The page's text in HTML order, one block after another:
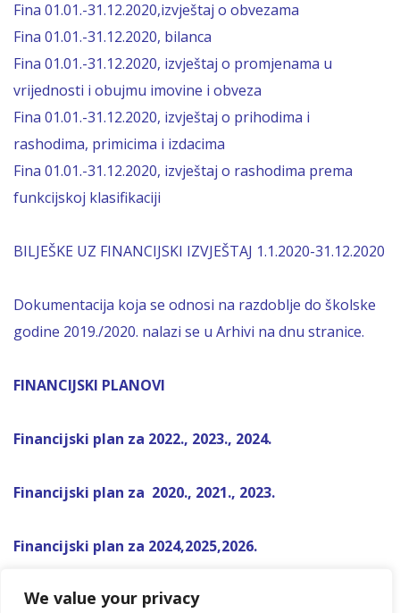
We value your privacy
Fina 01.01.-31.12.2020,izvještaj o obvezama
Fina 01.01.-31.12.2020, bilanca
Fina 01.01.-31.12.2020, izvještaj o promjenama u
vrijednosti i obujmu imovine i obveza
Fina 01.01.-31.12.2020, izvještaj o prihodima i
rashodima, primicima i izdacima
Fina 01.01.-31.12.2020, izvještaj o rashodima prema
funkcijskoj klasifikaciji
BILJEŠKE UZ FINANCIJSKI IZVJEŠTAJ 1.1.2020-31.12.2020
Dokumentacija koja se odnosi na razdoblje do školske
godine 2019./2020. nalazi se u Arhivi na dnu stranice.
FINANCIJSKI PLANOVI
Financijski plan za 2022., 2023., 2024.
Financijski plan za 2020., 2021., 2023.
Financijski plan za 2024,2025,2026.
Financijski plan za 2026,2027,2028.